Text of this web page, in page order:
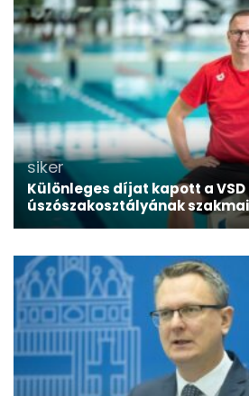
siker
Különleges díjat kapott a VSD
úszószakosztályának